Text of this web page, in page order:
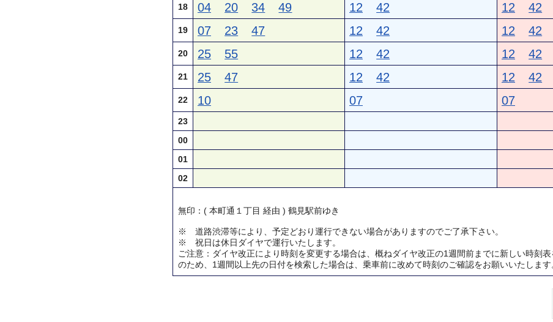
18 04 20 34 49 12 42 12 42
19 07 23 47 12 42 12 42
20 25 55 12 42 12 42
21 25 47 12 42 12 42
22 10 07 07
23
00
01
02
無印：( 本町通１丁目 経由 ) 鶴見駅前ゆき
※ 道路渋滞等により、予定どおり運行できない場合がありますのでご了承下さい。
※ 祝日は休日ダイヤで運行いたします。
ご注意：ダイヤ改正により時刻を変更する場合は、概ねダイヤ改正の1週間前までに新しい時刻
のため、1週間以上先の日付を検索した場合は、乗車前に改めて時刻のご確認をお願いいたします